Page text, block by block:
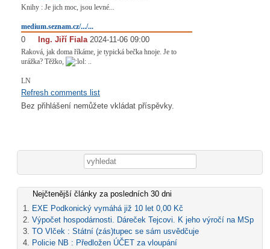
Knihy : Je jich moc, jsou levné...
medium.seznam.cz/.../...
0 Ing. Jiří Fiala 2024-11-06 09:00
Raková, jak doma říkáme, je typická bečka hnoje. Je to
urážka? Těžko,
..
LN
Refresh comments list
Bez přihlášení nemůžete vkládat příspěvky.
Vyhledávání
Nejčtenější články za posledních 30 dni
EXE Podkonický vymáhá již 10 let 0,00 Kč
Výpočet hospodárnosti. Dáreček Tejcovi. K jeho výročí na MSp
TO Vlček : Státní (zás)tupec se sám usvědčuje
Policie NB : Předložen ÚČET za vloupání